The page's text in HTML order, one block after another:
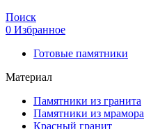
Поиск
0 Избранное
Готовые памятники
Материал
Памятники из гранита
Памятники из мрамора
Красный гранит